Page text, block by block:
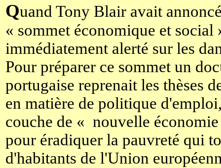
Quand Tony Blair avait
« sommet économique et
immédiatement alerté sur les
Pour préparer ce sommet un
portugaise reprenait les thèses
en matière de politique
couche de « nouvelle
pour éradiquer la pauvreté qui
d'habitants de l'Union